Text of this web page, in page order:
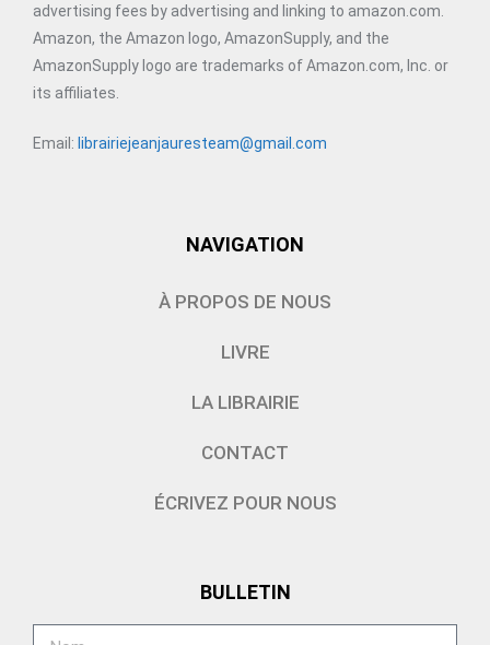
advertising fees by advertising and linking to amazon.com.
Amazon, the Amazon logo, AmazonSupply, and the
AmazonSupply logo are trademarks of Amazon.com, Inc. or
its affiliates.
Email: librairiejeanjauresteam@gmail.com
NAVIGATION
À PROPOS DE NOUS
LIVRE
LA LIBRAIRIE
CONTACT
ÉCRIVEZ POUR NOUS
BULLETIN